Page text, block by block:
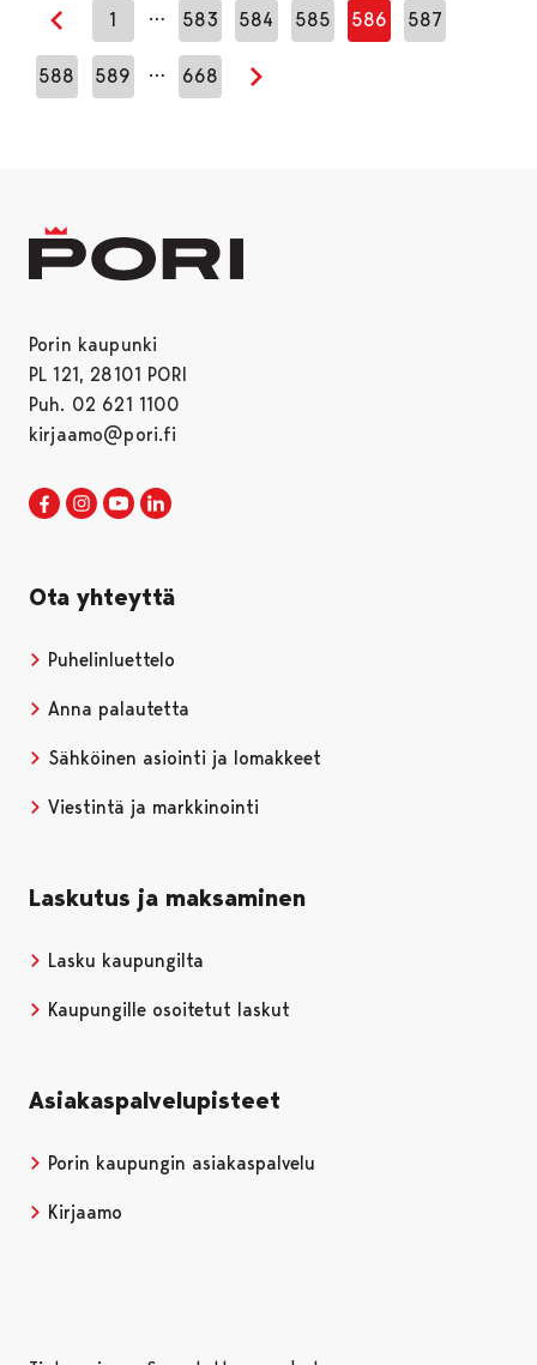
Edellinen sivu
1 … 583 584 585 586 587
588 589 … 668
Seuraava sivu
Porin kaupunki
PL 121, 28101 PORI
Puh. 02 621 1100
kirjaamo@pori.fi
Porin kaupunki Facebookissa
Avautuu uudessa välilehdessä
Porin kaupunki Instagramissa
Avautuu uudessa välilehdessä
Porin kaupunki Youtubessa
Avautuu uudessa välilehdessä
Ota yhteyttä
Puhelinluettelo
Anna palautetta
Sähköinen asiointi ja lomakkeet
Viestintä ja markkinointi
Laskutus ja maksaminen
Lasku kaupungilta
Kaupungille osoitetut laskut
Asiakaspalvelupisteet
Porin kaupungin asiakaspalvelu
Kirjaamo